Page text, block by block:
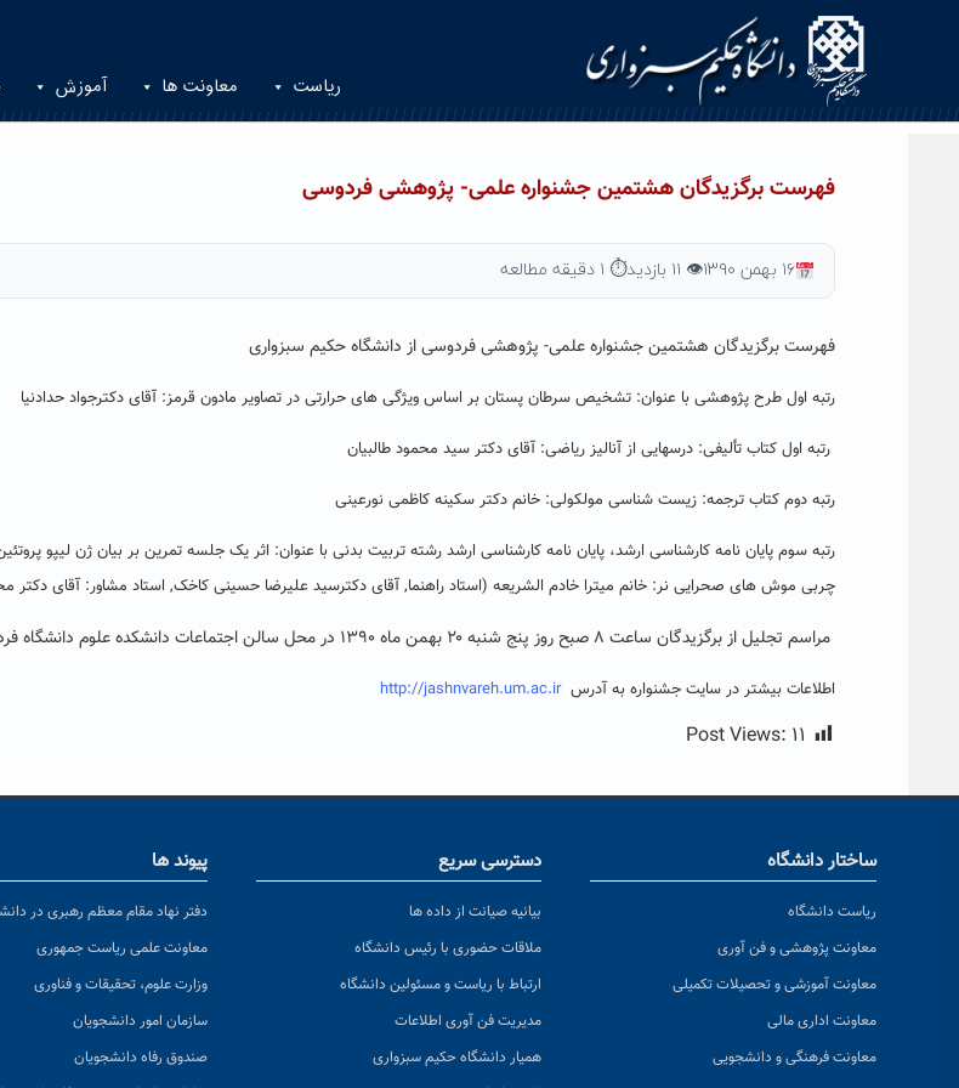
ریاست معاونت ها آموزش
فهرست برگزیدگان هشتمین جشنواره علمی- پژوهشی فردوسی
۱۶ بهمن ۱۳۹۰ 👁 ۱۱ بازدید ⏱ ۱ دقیقه مطالعه
فهرست برگزیدگان هشتمین جشنواره علمی- پژوهشی فردوسی از دانشگاه حکیم سبزواری
رتبه اول طرح پژوهشی با عنوان: تشخیص سرطان پستان بر اساس ویژگی های حرارتی در تصاویر مادون قرمز: آقای دکترجواد حدادنیا
رتبه اول کتاب تألیفی: درسهایی از آنالیز ریاضی: آقای دکتر سید محمود طالبیان
رتبه دوم کتاب ترجمه: زیست شناسی مولکولی: خانم دکتر سکینه کاظمی نورعینی
رتبه سوم پایان نامه کارشناسی ارشد، پایان نامه کارشناسی ارشد رشته تربیت بدنی با عنوان: اثر یک جلسه تمرین بر بیان ژن لیپو
چربی موش های صحرایی نر: خانم میترا خادم الشریعه (استاد راهنما, آقای دکترسید علیرضا حسینی کاخک, استاد مشاور: آقای دکتر
مراسم تجلیل از برگزیدگان ساعت ۸ صبح روز پنج شنبه ۲۰ بهمن ماه ۱۳۹۰ در محل سالن اجتماعات دانشکده علوم دانشگاه فردوسی مشهد برگزار می گردد
اطلاعات بیشتر در سایت جشنواره به آدرسhttp://jashnvareh.um.ac.ir
Post Views: ۱۱
ساختار دانشگاه
ریاست دانشگاه
معاونت پژوهشی و فن آوری
معاونت آموزشی و تحصیلات تکمیلی
معاونت اداری مالی
معاونت فرهنگی و دانشجویی
دسترسی سریع
بیانیه صیانت از داده ها
ملاقات حضوری با رئیس دانشگاه
ارتباط با ریاست و مسئولین دانشگاه
مدیریت فن آوری اطلاعات
همیار دانشگاه حکیم سبزواری
پیوند ها
دفتر نهاد مقام معظم رهبری در
معاونت علمی ریاست جمهوری
وزارت علوم، تحقیقات و فناوری
سازمان امور دانشجویان
صندوق رفاه دانشجویان